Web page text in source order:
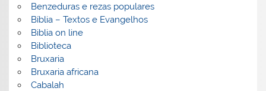
Benzeduras e rezas populares
Bíblia – Textos e Evangelhos
Biblia on line
Biblioteca
Bruxaria
Bruxaria africana
Cabalah